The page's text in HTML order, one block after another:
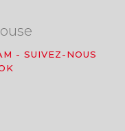
- SUIVEZ-NOUS